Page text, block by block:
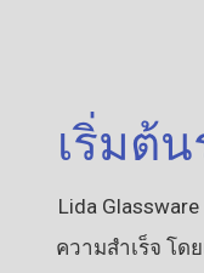
เริ่มต้
Lida
ความสำเร็จ โด